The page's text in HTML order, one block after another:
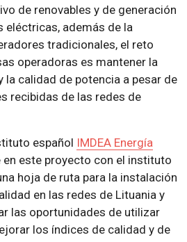
de renovables y de generación
eléctricas, además de la
tradicionales, el reto
operadoras es mantener la
calidad de potencia a pesar de
recibidas de las redes de
español IMDEA Energía
este proyecto con el instituto
hoja de ruta para la instalación
en las redes de Lituania y
las oportunidades de utilizar
los índices de calidad y de